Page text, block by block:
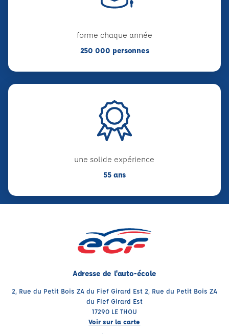
forme chaque année
250 000 personnes
une solide expérience
55 ans
Adresse de l'auto-école
2, Rue du Petit Bois ZA du Fief Girard Est 2, Rue du Petit Bois ZA
du Fief Girard Est
17290 LE THOU
Voir sur la carte